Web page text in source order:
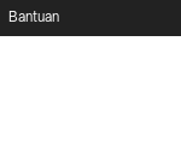
Bantuan